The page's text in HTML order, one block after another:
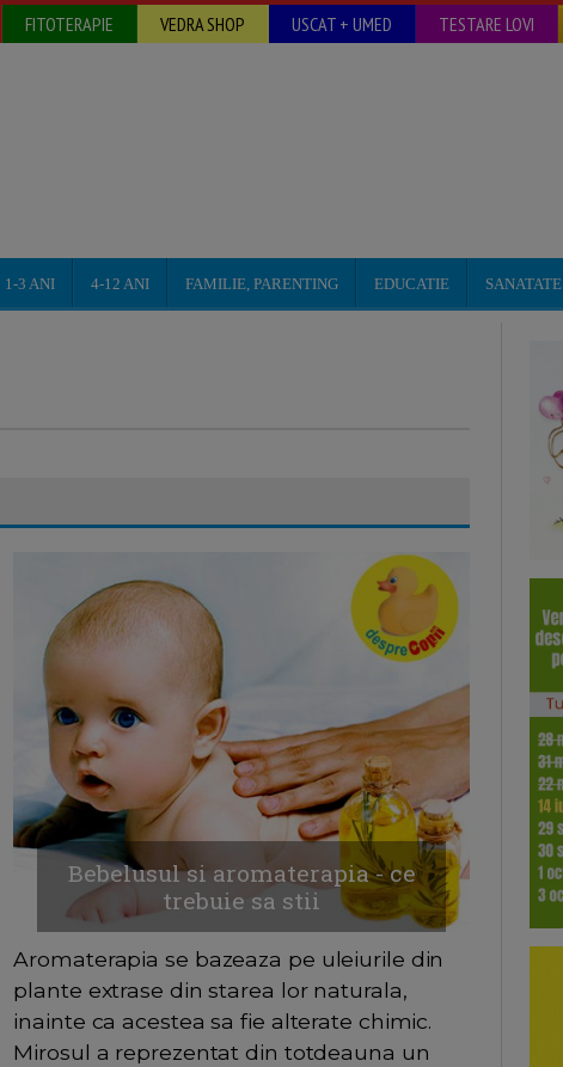
FITOTERAPIE VEDRA SHOP USCAT + UMED TESTARE LOVI
1-3 ANI 4-12 ANI FAMILIE, PARENTING EDUCATIE SANATATE
Bebelusul si aromaterapia - ce
trebuie sa stii
Aromaterapia se bazeaza pe uleiurile din
plante extrase din starea lor naturala,
inainte ca acestea sa fie alterate chimic.
Mirosul a reprezentat din totdeauna un